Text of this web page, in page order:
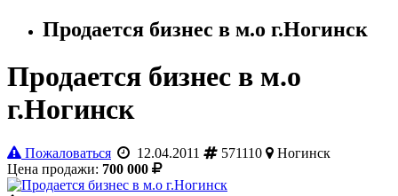
Продается бизнес в м.о г.Ногинск
Продается бизнес в м.о
г.Ногинск
Пожаловаться 12.04.2011 571110
Ногинск
Цена продажи: 700 000